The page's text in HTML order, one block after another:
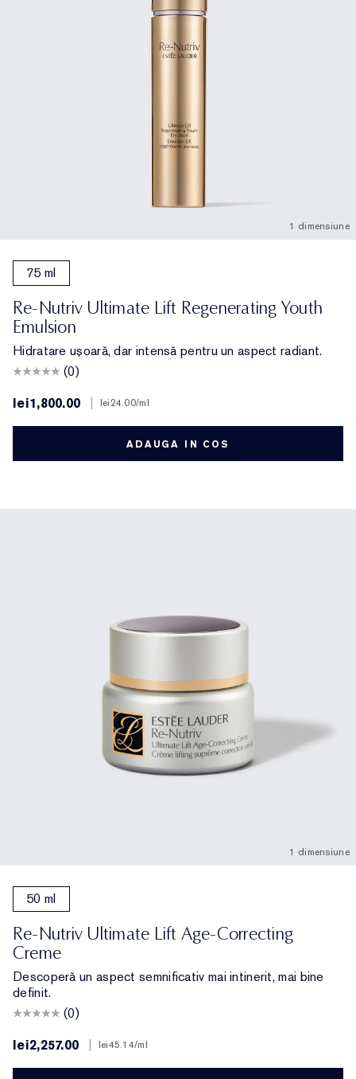
1 dimensiune
75 ml
Re-Nutriv Ultimate Lift Regenerating Youth
Emulsion
Hidratare ușoară, dar intensă pentru un aspect radiant.
(0)
lei1,800.00
lei24.00/ml
ADAUGA IN COS
1 dimensiune
50 ml
Re-Nutriv Ultimate Lift Age-Correcting
Creme
Descoperă un aspect semnificativ mai intinerit, mai bine
definit.
(0)
lei2,257.00
lei45.14/ml